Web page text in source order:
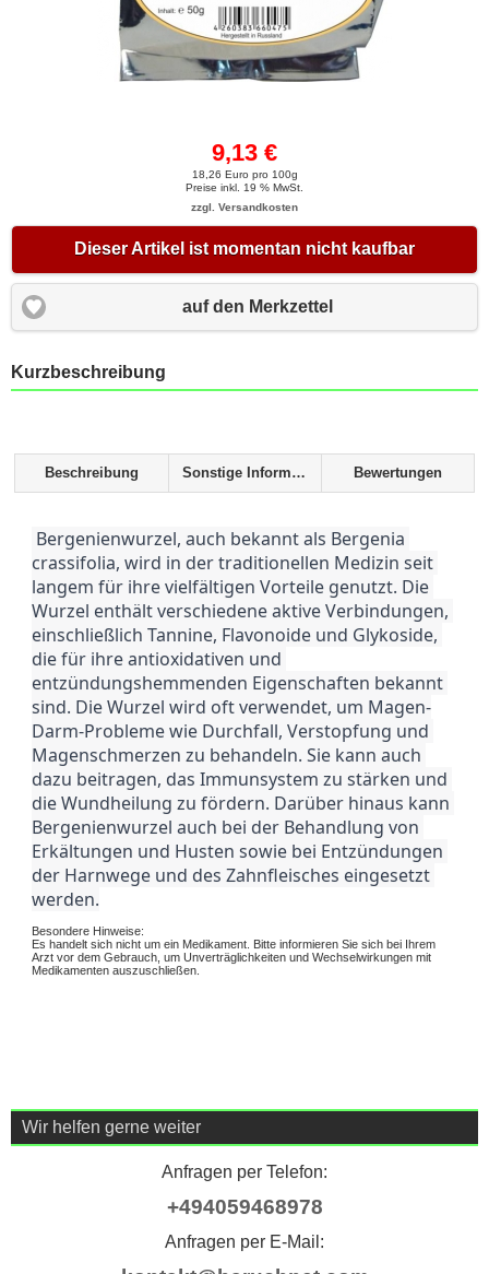
9,13 €
18,26 Euro pro 100g
Preise inkl. 19 % MwSt.
zzgl. Versandkosten
Dieser Artikel ist momentan nicht kaufbar
auf den Merkzettel
Kurzbeschreibung
Beschreibung Sonstige Informationen Bewertungen
crassifolia, wird in der traditionellen Medizin seit
langem für ihre vielfältigen Vorteile genutzt. Die
Wurzel enthält verschiedene aktive Verbindungen,
einschließlich Tannine, Flavonoide und Glykoside,
die für ihre antioxidativen und
entzündungshemmenden Eigenschaften bekannt
sind. Die Wurzel wird oft verwendet, um Magen-
Darm-Probleme wie Durchfall, Verstopfung und
Magenschmerzen zu behandeln. Sie kann auch
dazu beitragen, das Immunsystem zu stärken und
die Wundheilung zu fördern. Darüber hinaus kann
Bergenienwurzel auch bei der Behandlung von
Erkältungen und Husten sowie bei Entzündungen
der Harnwege und des Zahnfleisches eingesetzt
werden.
Besondere Hinweise:
Es handelt sich nicht um ein Medikament. Bitte informieren Sie sich bei Ihrem
Arzt vor dem Gebrauch, um Unverträglichkeiten und Wechselwirkungen mit
Medikamenten auszuschließen.
Wir helfen gerne weiter
Anfragen per Telefon:
+494059468978
Anfragen per E-Mail: